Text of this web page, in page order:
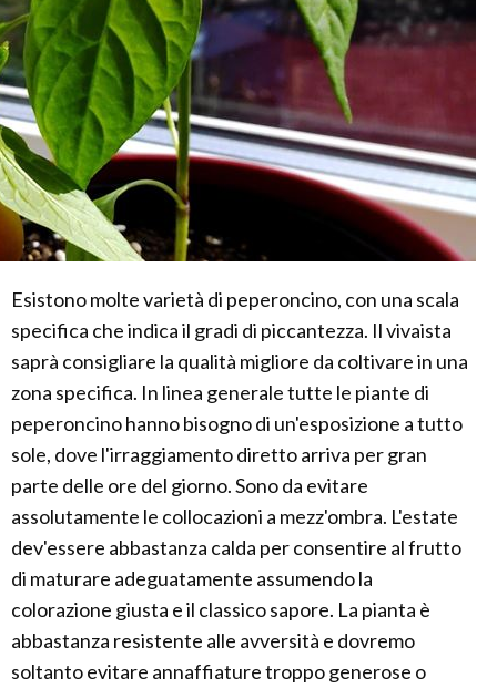
Esistono molte varietà di peperoncino, con una scala
specifica che indica il gradi di piccantezza. Il vivaista
saprà consigliare la qualità migliore da coltivare in una
zona specifica. In linea generale tutte le piante di
peperoncino hanno bisogno di un'esposizione a tutto
sole, dove l'irraggiamento diretto arriva per gran
parte delle ore del giorno. Sono da evitare
assolutamente le collocazioni a mezz'ombra. L'estate
dev'essere abbastanza calda per consentire al frutto
di maturare adeguatamente assumendo la
colorazione giusta e il classico sapore. La pianta è
abbastanza resistente alle avversità e dovremo
soltanto evitare annaffiature troppo generose o